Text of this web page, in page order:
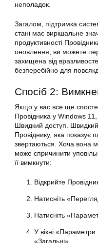
неполадок.
Загалом, підтримка
стані має вирішальне
продуктивності
оновлення, ви можете
захищена від
безперебійно для
Спосіб 2:
Якщо у вас все ще
Провідника у Windows
Швидкий доступ.
Провіднику, яка показує
звертаються. Хоча вона
може спричинити
її вимкнути:
Відкрийте
Натисніть
Натисніть
У вікні
«Загальні».